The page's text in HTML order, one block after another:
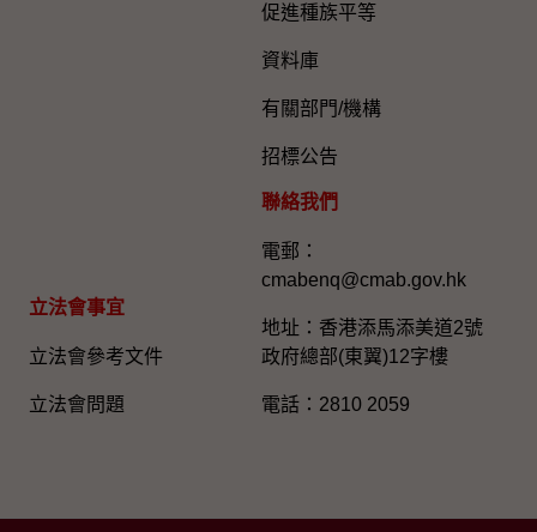
立法會事宜
立法會參考文件
立法會問題
促進種族平等
資料庫
有關部門/機構
招標公告
聯絡我們
電郵：
cmabenq@cmab.gov.hk​
地址：香港添馬添美道2號
政府總部(東翼)12字樓
電話：2810 2059